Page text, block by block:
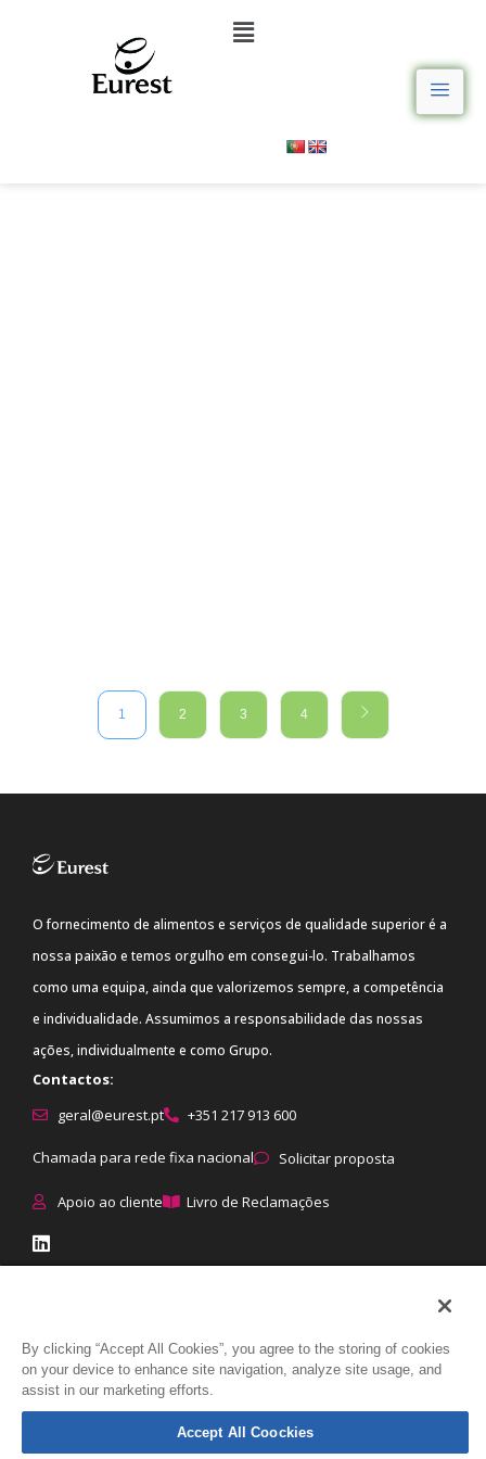
1 2 3 4
O fornecimento de alimentos e serviços de qualidade superior é a
nossa paixão e temos orgulho em consegui-lo. Trabalhamos
como uma equipa, ainda que valorizemos sempre, a competência
e individualidade. Assumimos a responsabilidade das nossas
ações, individualmente e como Grupo.
Contactos:
geral@eurest.pt
+351 217 913 600
Chamada para rede fixa nacional Solicitar proposta
Apoio ao cliente Livro de Reclamações
Privacidade|Política de Cookies|Direitos dos titulares|Como tratamos
os dados
By clicking “Accept All Cookies”, you agree to the storing of cookies
on your device to enhance site navigation, analyze site usage, and
assist in our marketing efforts.
Accept All Coockies